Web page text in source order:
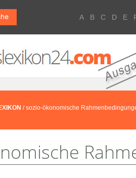
A B C D E
/ sozio-ökonomische